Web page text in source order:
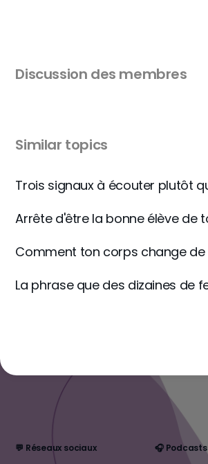
Discussion des membres
Similar topics
💬 Réseaux sociaux 🎧 Podcasts